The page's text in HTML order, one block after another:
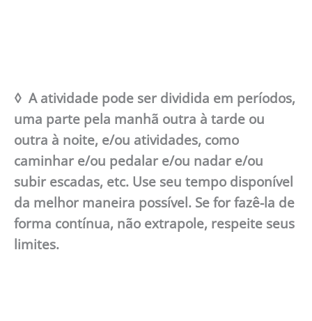
◊ A atividade pode ser dividida em períodos,
uma parte pela manhã outra à tarde ou
outra à noite, e/ou atividades, como
caminhar e/ou pedalar e/ou nadar e/ou
subir escadas, etc. Use seu tempo disponível
da melhor maneira possível. Se for fazê-la de
forma contínua, não extrapole, respeite seus
limites.